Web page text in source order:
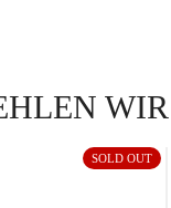
SOLD OUT